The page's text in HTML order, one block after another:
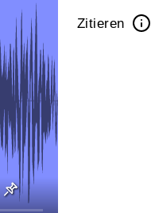
Zitieren